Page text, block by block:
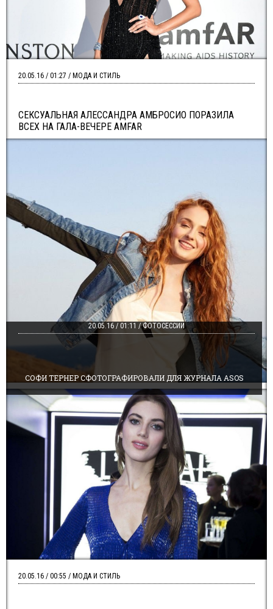
СЕКСУАЛЬНАЯ АЛЕССАНДРА АМБРОСИО ПОРАЗИЛА
ВСЕХ НА ГАЛА-ВЕЧЕРЕ AMFAR
20.05.16 / 01:27 / МОДА И СТИЛЬ
СОФИ ТЕРНЕР СФОТОГРАФИРОВАЛИ ДЛЯ ЖУРНАЛА ASOS
20.05.16 / 01:11 / ФОТОСЕССИИ
20.05.16 / 00:55 / МОДА И СТИЛЬ